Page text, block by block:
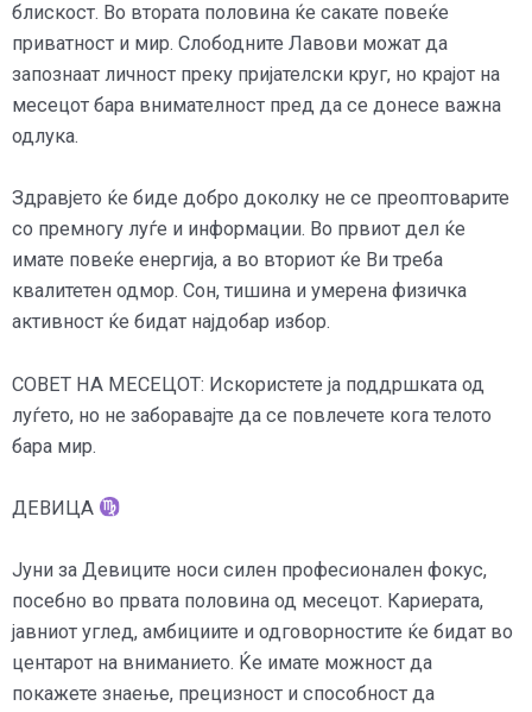
блискост. Во втората половина ќе сакате повеќе
приватност и мир. Слободните Лавови можат да
запознаат личност преку пријателски круг, но крајот на
месецот бара внимателност пред да се донесе важна
одлука.
Здравјето ќе биде добро доколку не се преоптоварите
со премногу луѓе и информации. Во првиот дел ќе
имате повеќе енергија, а во вториот ќе Ви треба
квалитетен одмор. Сон, тишина и умерена физичка
активност ќе бидат најдобар избор.
СОВЕТ НА МЕСЕЦОТ: Искористете ја поддршката од
луѓето, но не заборавајте да се повлечете кога телото
бара мир.
ДЕВИЦА
Јуни за Девиците носи силен професионален фокус,
посебно во првата половина од месецот. Кариерата,
јавниот углед, амбициите и одговорностите ќе бидат во
центарот на вниманието. Ќе имате можност да
покажете знаење, прецизност и способност да